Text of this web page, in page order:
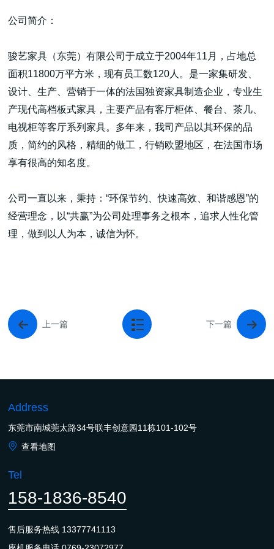
高端网站建设
广告大片形式做开发
公司简介：
骏艺家具（东莞）有限公司于成立于2004年11月，占地总
面积11800万平方米，现有员工数120人。是一家集研发、
设计、生产、营销于一体的法国独资家具制造企业，专业生
产现代高档板式家具，主要产品有客厅柜体、餐台、茶几、
电视柜等客厅系列家具。多年来，我司产品以其环保的品
质，简约的风格，精细的做工，行销欧盟地区，在法国市场
享有很高的知名度。
公司一直以来，秉持：“环保节约、快速高效、和谐感恩”的
经营理念，以“共赢”为公司处理事务之根本，追求人性化管
理，做到以人为本，诚信为怀。
上一篇 下一篇
Address
东莞市南城莞太路34号联丰创意园11栋101-102号
查看地图
Tel
158-1836-8540
售后服务热线 13377741113